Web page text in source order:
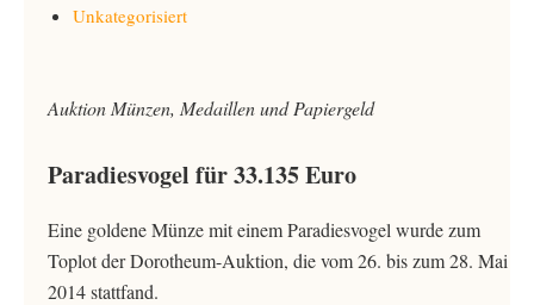
Unkategorisiert
Auktion Münzen, Medaillen und Papiergeld
Paradiesvogel für 33.135 Euro
Eine goldene Münze mit einem Paradiesvogel wurde zum
Toplot der Dorotheum-Auktion, die vom 26. bis zum 28. Mai
2014 stattfand.